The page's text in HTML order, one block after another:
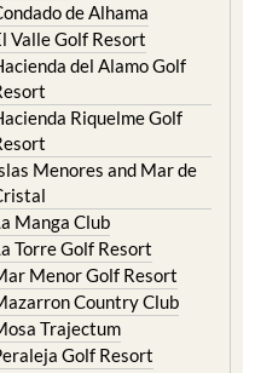
de Alhama
Valle Golf Resort
del Alamo Golf
Riquelme Golf
Menores and Mar de
Manga Club
Torre Golf Resort
Menor Golf Resort
Country Club
Trajectum
Golf Resort